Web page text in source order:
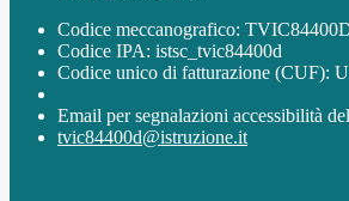
Codice meccanografico:
Codice IPA: istsc_tvic84400d
Codice unico di fatturazione (CUF):
Email per segnalazioni accessibilità
tvic84400d@istruzione.it